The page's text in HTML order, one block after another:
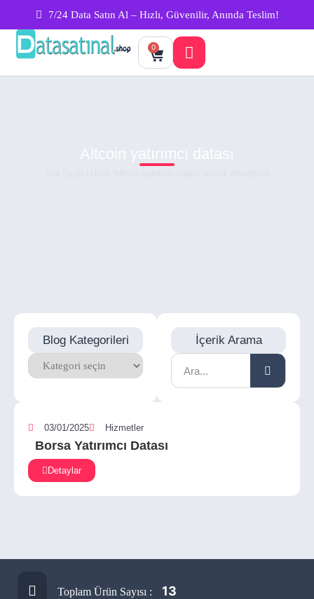
7/24 Data Satın Al – Hızlı, Güvenilir, Anında Teslim!
0
Altcoin yatırımcı datası
Blog Kategorileri İçerik Arama
03/01/2025 Hizmetler
Borsa Yatırımcı Datası
Detaylar
Toplam Ürün Sayısı : 13